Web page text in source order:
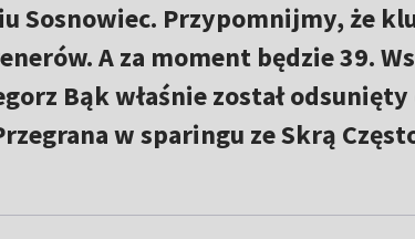
Sosnowiec. Przypomnijmy, że
A za moment będzie 39.
Bąk właśnie został odsunięty
w sparingu ze Skrą